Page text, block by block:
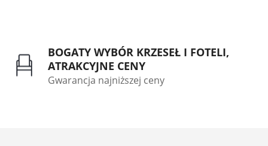
BOGATY WYBÓR KRZESEŁ I FOTELI,
ATRAKCYJNE CENY
Gwarancja najniższej ceny